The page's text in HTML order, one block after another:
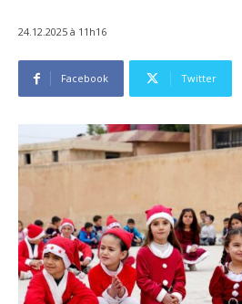
24.12.2025 à 11h16
Facebook Twitter